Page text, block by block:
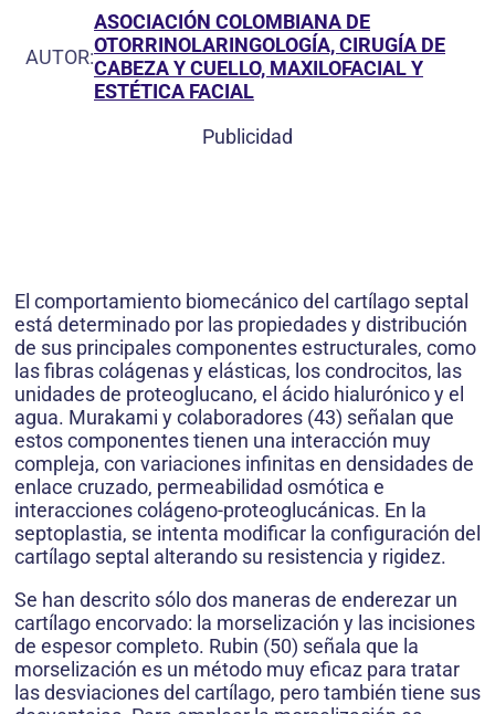
AUTOR:
ASOCIACIÓN COLOMBIANA DE
OTORRINOLARINGOLOGÍA, CIRUGÍA DE
CABEZA Y CUELLO, MAXILOFACIAL Y
ESTÉTICA FACIAL
Publicidad
El comportamiento biomecánico del cartílago septal
está determinado por las propiedades y distribución
de sus principales componentes estructurales, como
las fibras colágenas y elásticas, los condrocitos, las
unidades de proteoglucano, el ácido hialurónico y el
agua. Murakami y colaboradores (43) señalan que
estos componentes tienen una interacción muy
compleja, con variaciones infinitas en densidades de
enlace cruzado, permeabilidad osmótica e
interacciones colágeno-proteoglucánicas. En la
septoplastia, se intenta modificar la configuración del
cartílago septal alterando su resistencia y rigidez.
Se han descrito sólo dos maneras de enderezar un
cartílago encorvado: la morselización y las incisiones
de espesor completo. Rubin (50) señala que la
morselización es un método muy eficaz para tratar
las desviaciones del cartílago, pero también tiene sus